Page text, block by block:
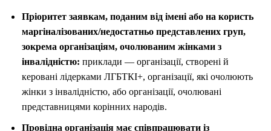
Пріоритет заявкам, поданим від імені або на користь
маргіналізованих/недостатньо представлених груп,
зокрема організаціям, очолюваним жінками з
інвалідністю: приклади — організації, створені й
керовані лідерками ЛГБТКІ+, організації, які очолюють
жінки з інвалідністю, або організації, очолювані
представницями корінних народів.
Провідна організація має співпрацювати із